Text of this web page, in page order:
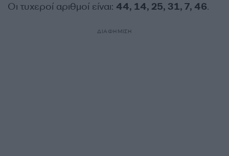
Οι τυχεροί αριθμοί είναι: 44, 14, 25, 31, 7, 46.
ΔΙΑΦΗΜΙΣΗ